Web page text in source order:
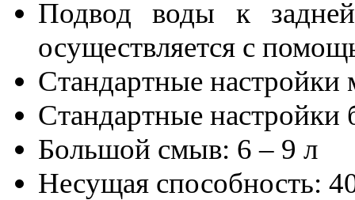
Подвод воды к
осуществляется с
Стандартные настройки
Стандартные
Большой смыв: 6 – 9 л
Несущая способность: